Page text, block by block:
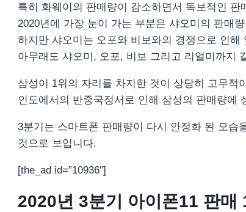
특히 화웨이의 판매량이 감소하면서 독보적인 판
2020년에 가장 눈이 가는 부분은 샤오미의 판매
하지만 샤오미는 오포와 비보와의 경쟁으로 인
아무래도 샤오미, 오포, 비보 그리고 리얼미까지
삼성이 1위의 자리를 차지한 것이 상당히 고무적
인도에서의 반중국정서로 인해 삼성의 판매량에
3분기는 스마트폰 판매량이 다시 안정화 된 모습
것으로 보입니다.
[the_ad id=”10936″]
2020년 3분기 아이폰11 판매